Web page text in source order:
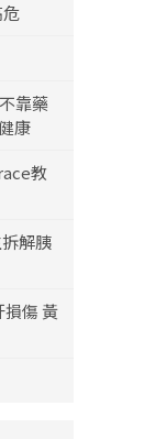
靠藥
康
教
解胰
損傷 黃